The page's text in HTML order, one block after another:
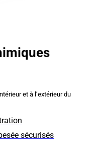
et à l’extérieur du
sécurisés